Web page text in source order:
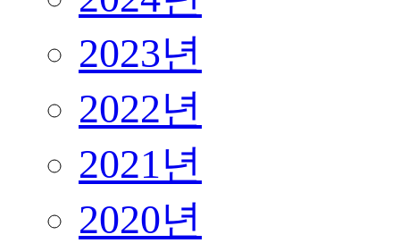
2023년
2022년
2021년
2020년